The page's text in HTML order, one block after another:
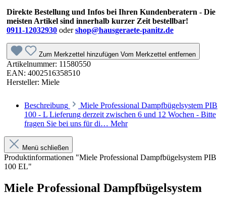
Direkte Bestellung und Infos bei Ihren Kundenberatern - Die
meisten Artikel sind innerhalb kurzer Zeit bestellbar!
0911-12032930 odershop@hausgeraete-panitz.de
Zum Merkzettel hinzufügen Vom Merkzettel entfernen
Artikelnummer: 11580550
EAN: 4002516358510
Hersteller: Miele
Beschreibung
Miele Professional Dampfbügelsystem PIB
100 - L Lieferung derzeit zwischen 6 und 12 Wochen - Bitte
fragen Sie bei uns für di… Mehr
Menü schließen
Produktinformationen "Miele Professional Dampfbügelsystem PIB
100 EL"
Miele Professional Dampfbügelsystem